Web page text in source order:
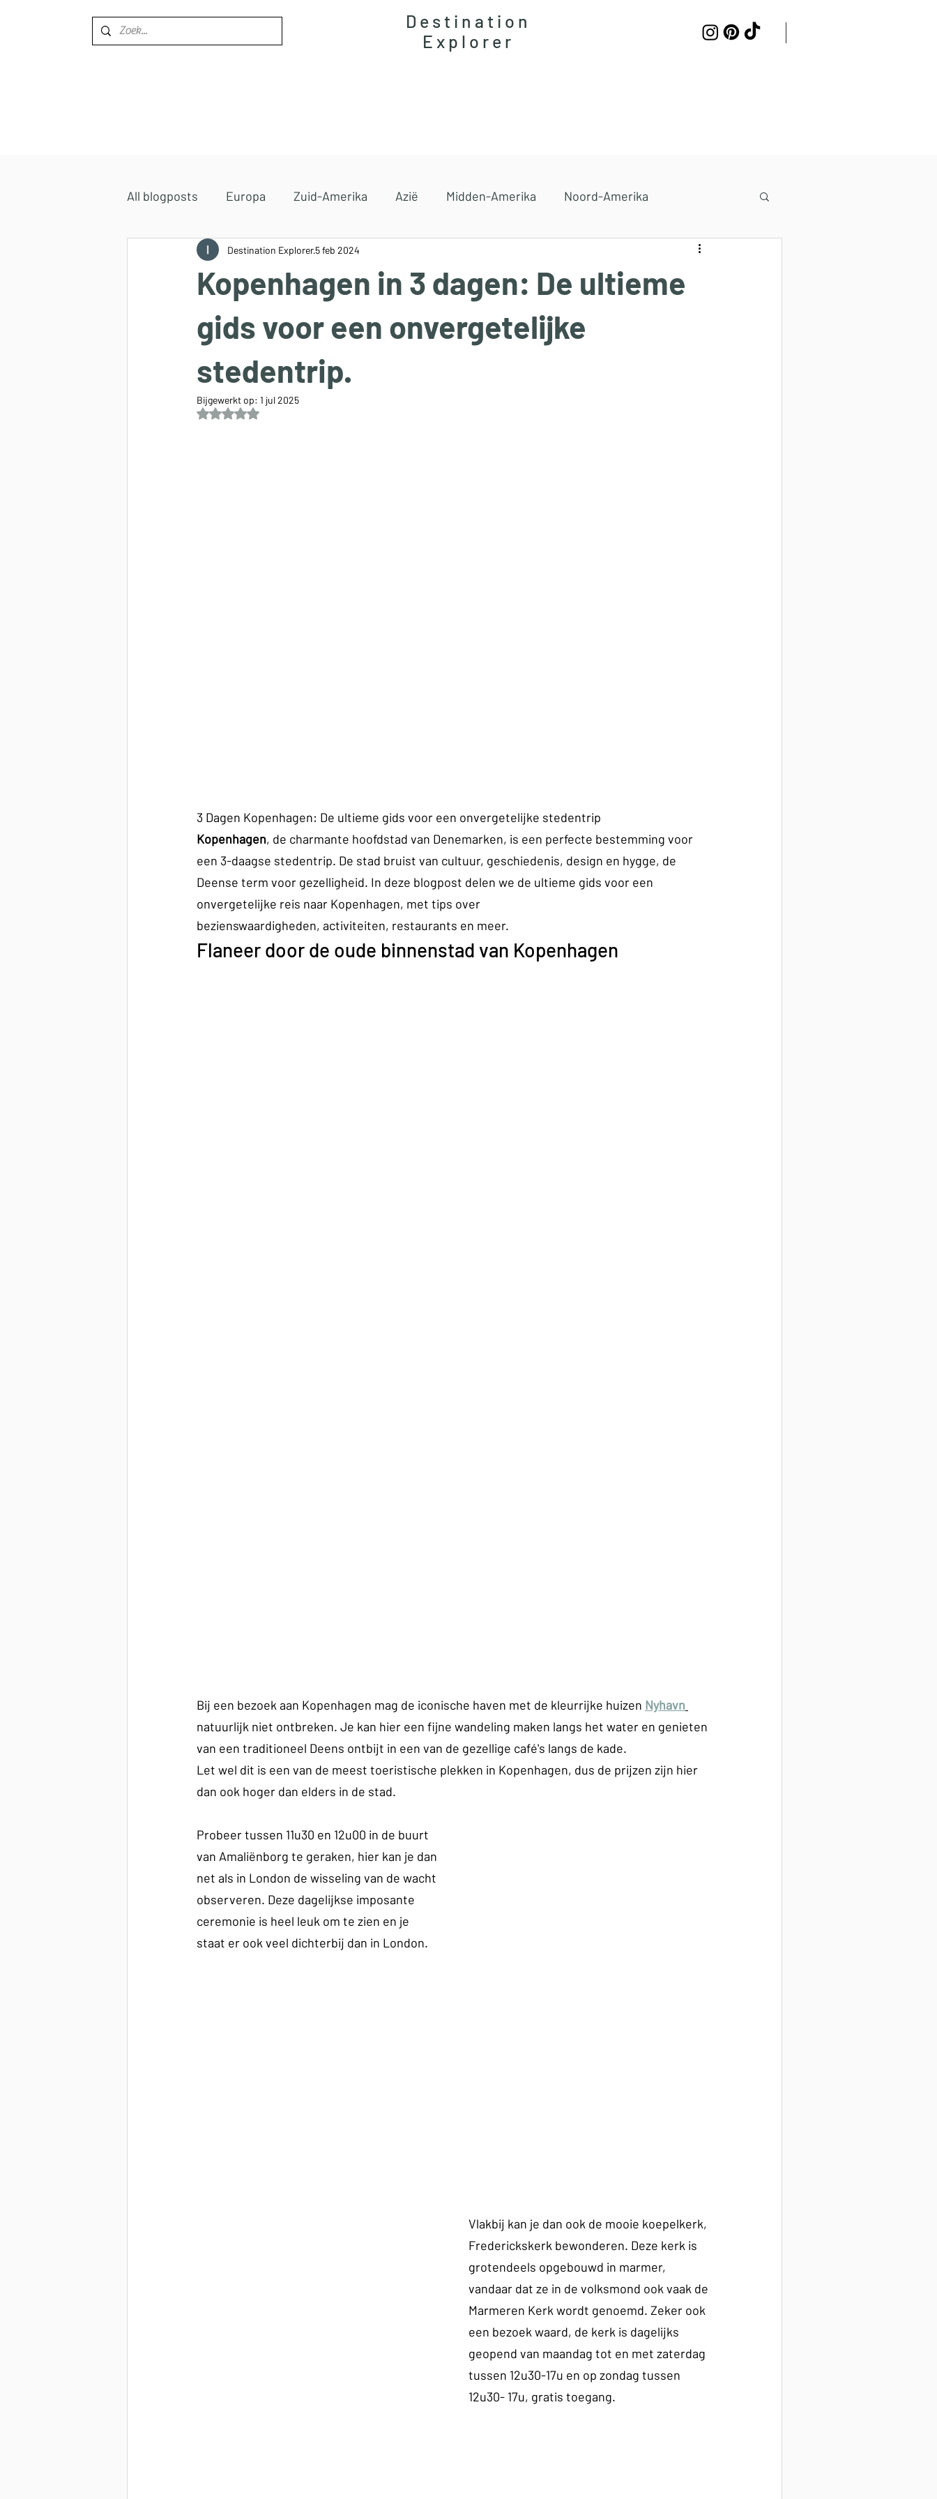
Destination
Explorer
All blogposts Europa Zuid-Amerika Azië Midden-Amerika Noord-Amerika
Midden-Oosten Afrika
Kopenhagen in 3 dagen: De ultieme
gids voor een onvergetelijke
stedentrip.
Destination Explorer5 feb 2024
Bijgewerkt op: 1 jul 2025
Beoordeeld met NaN uit 5 sterren.
3 Dagen Kopenhagen: De ultieme gids voor een onvergetelijke stedentrip
Kopenhagen, de charmante hoofdstad van Denemarken, is een perfecte bestemming voor
een 3-daagse stedentrip. De stad bruist van cultuur, geschiedenis, design en hygge, de
Deense term voor gezelligheid. In deze blogpost delen we de ultieme gids voor een
onvergetelijke reis naar Kopenhagen, met tips over
bezienswaardigheden, activiteiten, restaurants en meer.
Flaneer door de oude binnenstad van Kopenhagen
Bij een bezoek aan Kopenhagen mag de iconische haven met de kleurrijke huizen Nyhavn
natuurlijk niet ontbreken. Je kan hier een fijne wandeling maken langs het water en genieten
van een traditioneel Deens ontbijt in een van de gezellige café's langs de kade.
Let wel dit is een van de meest toeristische plekken in Kopenhagen, dus de prijzen zijn hier
dan ook hoger dan elders in de stad.
Probeer tussen 11u30 en 12u00 in de buurt
van Amaliënborg te geraken, hier kan je dan
net als in London de wisseling van de wacht
observeren. Deze dagelijkse imposante
ceremonie is heel leuk om te zien en je
staat er ook veel dichterbij dan in London.
Vlakbij kan je dan ook de mooie koepelkerk,
Frederickskerk bewonderen. Deze kerk is
grotendeels opgebouwd in marmer,
vandaar dat ze in de volksmond ook vaak de
Marmeren Kerk wordt genoemd. Zeker ook
een bezoek waard, de kerk is dagelijks
geopend van maandag tot en met zaterdag
tussen 12u30-17u en op zondag tussen
12u30- 17u, gratis toegang.